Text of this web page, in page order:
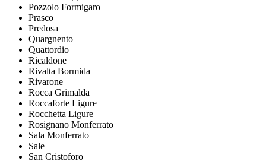
Pozzolo Formigaro
Prasco
Predosa
Quargnento
Quattordio
Ricaldone
Rivalta Bormida
Rivarone
Rocca Grimalda
Roccaforte Ligure
Rocchetta Ligure
Rosignano Monferrato
Sala Monferrato
Sale
San Cristoforo